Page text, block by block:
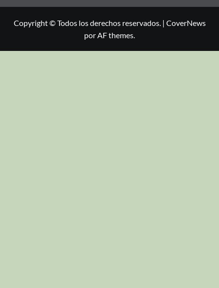
Copyright © Todos los derechos reservados. | CoverNews
por AF themes.